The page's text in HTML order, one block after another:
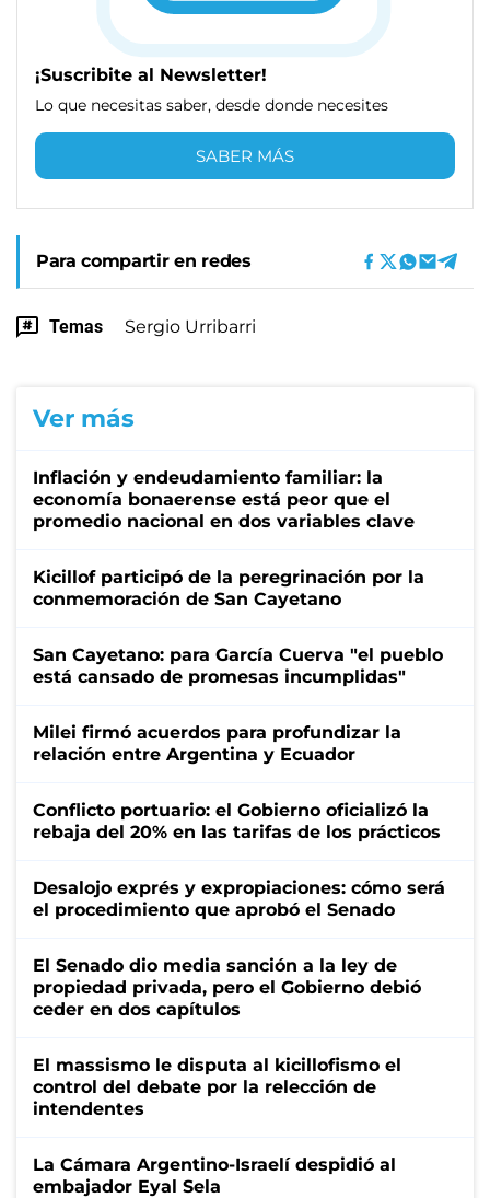
¡Suscribite al Newsletter!
Lo que necesitas saber, desde donde necesites
SABER MÁS
Para compartir en redes
Temas Sergio Urribarri
Ver más
Inflación y endeudamiento familiar: la
economía bonaerense está peor que el
promedio nacional en dos variables clave
Kicillof participó de la peregrinación por la
conmemoración de San Cayetano
San Cayetano: para García Cuerva "el pueblo
está cansado de promesas incumplidas"
Milei firmó acuerdos para profundizar la
relación entre Argentina y Ecuador
Conflicto portuario: el Gobierno oficializó la
rebaja del 20% en las tarifas de los prácticos
Desalojo exprés y expropiaciones: cómo será
el procedimiento que aprobó el Senado
El Senado dio media sanción a la ley de
propiedad privada, pero el Gobierno debió
ceder en dos capítulos
El massismo le disputa al kicillofismo el
control del debate por la relección de
intendentes
La Cámara Argentino-Israelí despidió al
embajador Eyal Sela